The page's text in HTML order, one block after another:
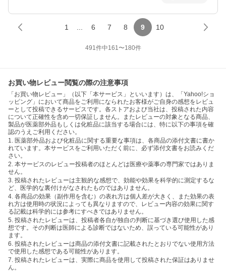
1 6 7 8 9 10
491件中161〜180件
お買い物レビュー閲覧の際の注意事項
「お買い物レビュー」（以下「本サービス」といいます）は、「Yahoo!ショ
ッピング」において商品をご利用になられたお客様がご自身の感想をレビュ
ーとして投稿できるサービスです。各ストアおよび当社は、投稿された内容
について正確性を含め一切保証しません。またレビューの対象となる商品、
製品が医薬部外品もしくは化粧品に該当する場合には、特に以下の事項を確
認のうえご利用ください。
1. 医薬部外品および化粧品に関する重要な事項は、各商品の添付文書に書か
れています。本サービスをご利用いただく前に、必ず添付文書をお読みくだ
さい。
2. 本サービスのレビュー投稿者のほとんどは医療や薬事の専門家ではありま
せん。
3. 投稿されたレビューは主観的な感想で、効能や効果を科学的に測定するな
ど、医学的な裏付けがなされたものではありません。
4. 各商品の効果（副作用を含む）の表れ方は個人差が大きく、また効果の表
れ方は使用時の状況によっても異なりますので、レビュー内容の効果に関す
る記載は科学的には参考にすべきではありません。
5. 投稿されたレビューは、投稿者各自が独自の判断に基づき選び使用した感
想です。その判断は医師による診断ではないため、誤っている可能性があり
ます。
6. 投稿されたレビューは商品の添付文書に記載されたとおりでない使用方法
で使用した感想である可能性があります。
7. 投稿されたレビューは、実際に商品を使用して投稿された保証はありませ
ん。